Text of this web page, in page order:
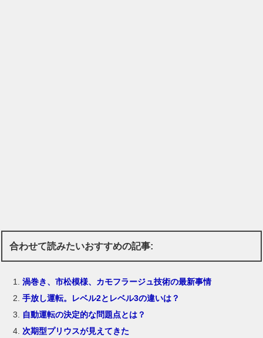
合わせて読みたいおすすめの記事:
渦巻き、市松模様、カモフラージュ技術の最新事情
手放し運転。レベル2とレベル3の違いは？
自動運転の決定的な問題点とは？
次期型プリウスが見えてきた